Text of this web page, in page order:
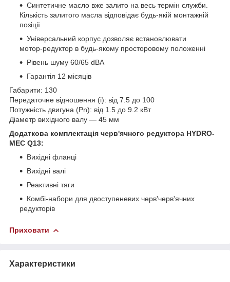
Синтетичне масло вже залито на весь термін служби.
Кількість залитого масла відповідає будь-якій монтажній
позіції
Універсальний корпус дозволяє встановлювати
мотор-редуктор в будь-якому просторовому положенні
Рівень шуму 60/65 dBA
Гарантія 12 місяців
Габарити: 130
Передаточне відношення (i): від 7.5 до 100
Потужність двигуна (Pn): від 1.5 до 9.2 кВт
Діаметр вихідного валу — 45 мм
Додаткова комплектація черв'ячного редуктора HYDRO-
MEC Q13:
Вихідні фланці
Вихідні валі
Реактивні тяги
Комбі-набори для двоступеневих черв'черв'ячних
редукторів
Приховати
Характеристики